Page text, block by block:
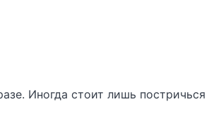
Иногда стоит лишь